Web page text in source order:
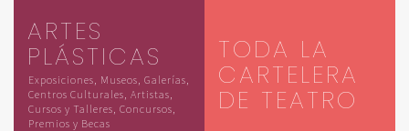
ARTES
PLÁSTICAS
Exposiciones, Museos, Galerías,
Centros Culturales, Artistas,
Cursos y Talleres, Concursos,
Premios y Becas
TODA LA
CARTELERA
DE TEATRO